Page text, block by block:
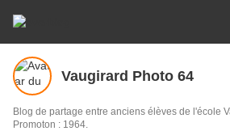
Vaugirard Photo 64
Blog de partage entre anciens élèves de l'école
Promoton : 1964.